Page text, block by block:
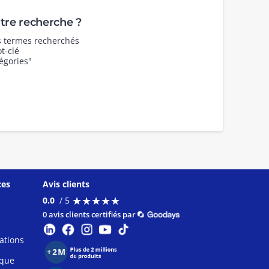
recherche ?
recherchés
clé
Avis clients
0.0 / 5 ★★★★★
★★★★★
0 avis clients certifiés par